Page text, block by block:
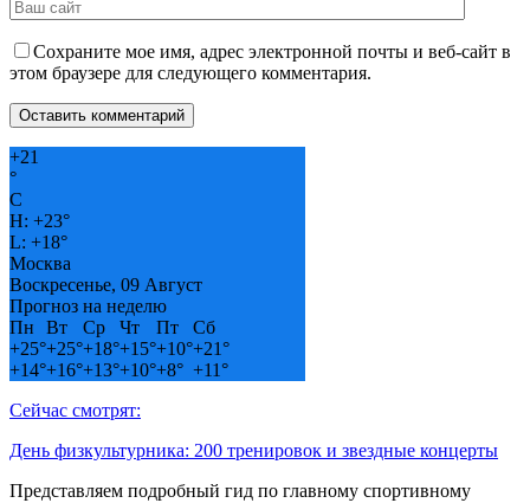
Сохраните мое имя, адрес электронной почты и веб-сайт в
этом браузере для следующего комментария.
+21
°
C
H: +23°
L: +18°
Москва
Воскресенье, 09 Август
Прогноз на неделю
Пн
Вт Ср Чт Пт
Сб
+25°+25°+18°+15°+10°+21°
+14°+16°+13°+10°+8° +11°
Сейчас смотрят:
День физкультурника: 200 тренировок и звездные концерты
Представляем подробный гид по главному спортивному